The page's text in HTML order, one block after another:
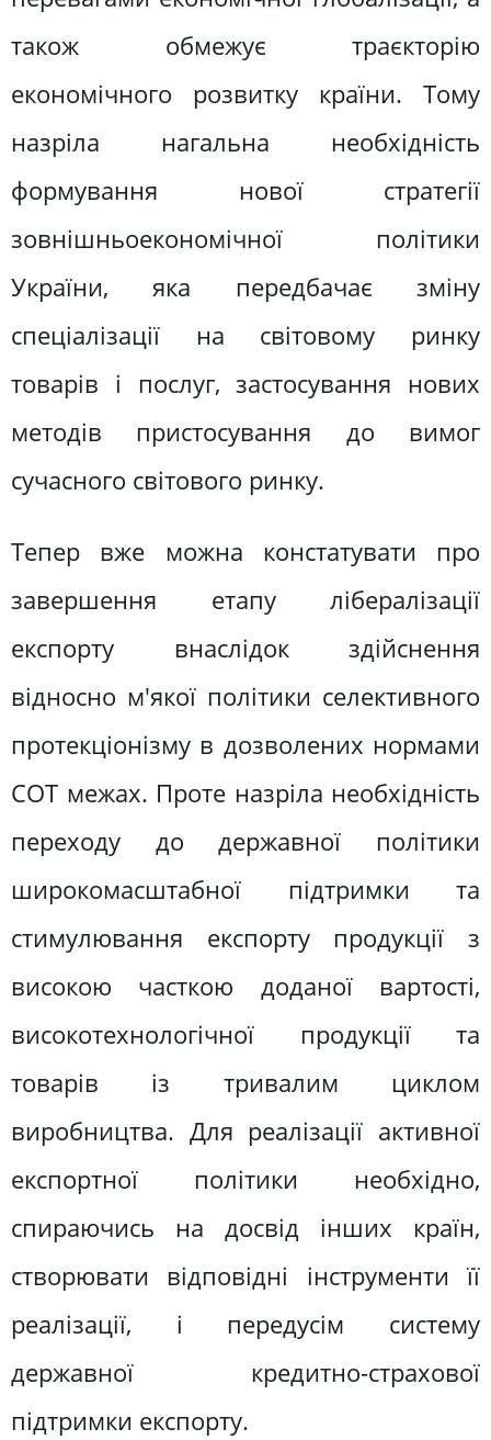
також обмежує траєкторію
економічного розвитку країни. Тому
назріла нагальна необхідність
формування нової стратегії
зовнішньоекономічної політики
України, яка передбачає зміну
спеціалізації на світовому ринку
товарів і послуг, застосування нових
методів пристосування до вимог
сучасного світового ринку.
Тепер вже можна констатувати про
завершення етапу лібералізації
експорту внаслідок здійснення
відносно м'якої політики селективного
протекціонізму в дозволених нормами
СОТ межах. Проте назріла необхідність
переходу до державної політики
широкомасштабної підтримки та
стимулювання експорту продукції з
високою часткою доданої вартості,
високотехнологічної продукції та
товарів із тривалим циклом
виробництва. Для реалізації активної
експортної політики необхідно,
спираючись на досвід інших країн,
створювати відповідні інструменти її
реалізації, і передусім систему
державної кредитно-страхової
підтримки експорту.